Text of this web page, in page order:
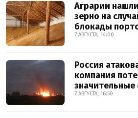
Аграрии
зерно на
блокады
7 АВГУСТА, 14:00
Россия
компания
7 АВГУСТА, 16:50